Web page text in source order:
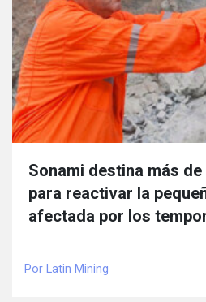
Sonami destina más
para reactivar la
afectada por los
Por Latin Mining